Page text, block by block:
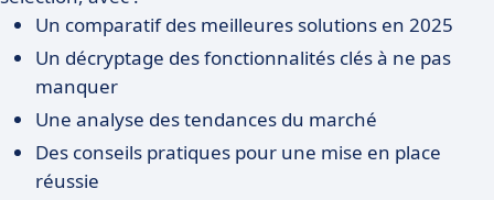
Un comparatif des meilleures solutions en 2025
Un décryptage des fonctionnalités clés à ne pas
manquer
Une analyse des tendances du marché
Des conseils pratiques pour une mise en place
réussie